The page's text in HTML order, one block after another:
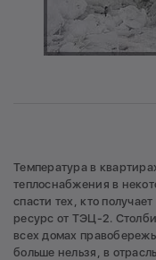
Температура в
теплоснабжения в
спасти тех, кто
ресурс от ТЭЦ-2.
всех домах
больше нельзя, в